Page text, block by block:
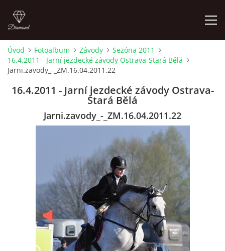
ÚVOD
AKTUALITY
JEŽDĚNÍ PRO VEŘEJNOST
FOTOALBUM
Úvod Fotoalbum Závody
Sezóna 2011
16.4.2011 - Jarní jezdecké závody Ostrava-Stará Bělá
Jarni.zavody_-_ZM.16.04.2011.22
16.4.2011 - Jarní jezdecké závody Ostrava-
Stará Bělá
Jarni.zavody_-_ZM.16.04.2011.22